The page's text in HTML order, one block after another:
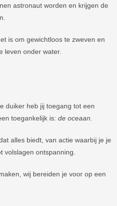
astronaut worden en krijgen de
is om gewichtloos te zweven en
leven onder water.
duiker heb jij toegang tot een
toegankelijk is: de oceaan
alles biedt, van actie waarbij je je
volslagen ontspanning.
wij bereiden je voor op een